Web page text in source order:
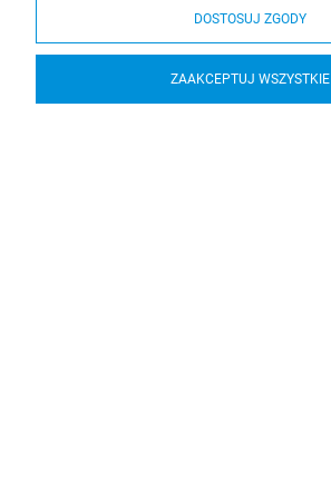
DOSTOSUJ ZGODY
ZAAKCEPTUJ WSZYSTKIE